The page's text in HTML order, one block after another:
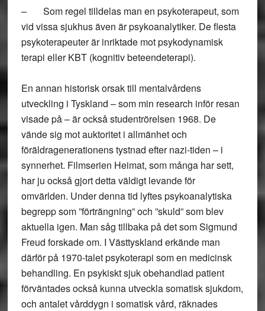
– Som regel tilldelas man en psykoterapeut, som
vid vissa sjukhus även är psykoanalytiker. De flesta
psykoterapeuter är inriktade mot psykodynamisk
terapi eller KBT (kognitiv beteendeterapi).
En annan historisk orsak till mentalvårdens
utveckling i Tyskland – som min research inför resan
visade på – är också studentrörelsen 1968. De
vände sig mot auktoritet i allmänhet och
föräldragenerationens tystnad efter nazi-tiden – i
synnerhet. Filmserien Heimat, som många har sett,
har ju också gjort detta väldigt levande för
omvärlden. Under denna tid lyftes psykoanalytiska
begrepp som ”förträngning” och ”skuld” som blev
aktuella igen. Man såg tillbaka på det som Sigmund
Freud forskade om. I Västtyskland erkände man
därför på 1970-talet psykoterapi som en medicinsk
behandling. En psykiskt sjuk obehandlad patient
förväntades också kunna utveckla somatisk sjukdom,
och antalet vårddygn i somatisk vård, räknades